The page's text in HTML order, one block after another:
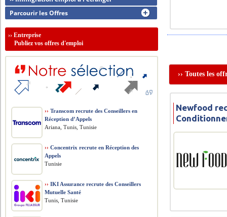
›› Toutes les
Newfood
Parcourir les Offres
››Entreprise
Publiez vos offres d'emploi
›› Transcom recrute des Conseillers en
Réception d’Appels
Ariana, Tunis, Tunisie
›› Concentrix recrute en Réception des
Appels
Tunisie
›› IKI Assurance recrute des Conseillers
Mutuelle Santé
Tunis, Tunisie